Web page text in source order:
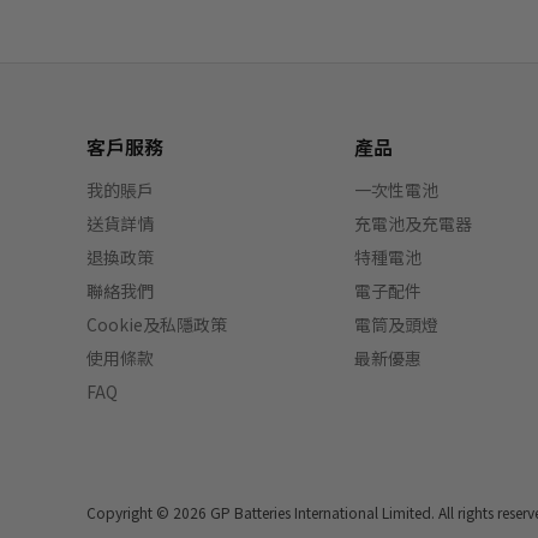
客戶服務
我的賬戶
送貨詳情
退換政策
聯絡我們
Cookie及私隱政策
使用條款
FAQ
產品
一次性電池
充電池及充電器
特種電池
電子配件
電筒及頭燈
最新優惠
Copyright © 2026 GP Batteries International Limited. All rights